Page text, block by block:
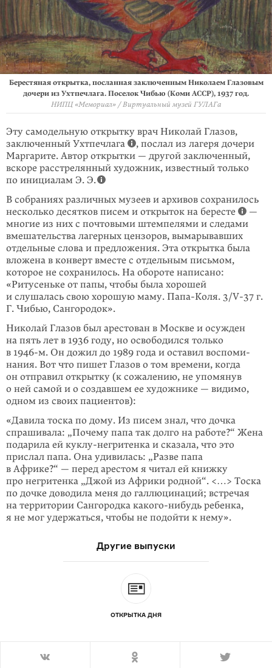
Берестяная открытка, посланная заключенным Николаем Глазовым
дочери из Ухтпечлага. Поселок Чибью (Коми АССР), 1937 год.
НИПЦ «Мемориал» / Виртуальный музей ГУЛАГа
Эту самодельную открытку врач Николай Глазов,
заключенный Ухтпечлага
, послал из лагеря дочери
Маргарите. Автор открытки — другой за­клю­ченный,
вскоре расстрелянный художник, известный только
по ини­циа­лам Э. Э.
В собраниях различных музеев и архивов сохранилось
несколько десятков пи­сем и открыток на бересте
—
многие из них с почтовыми штемпелями и сле­дами
вмешательства лагерных цензоров, вымарывавших
отдельные слова и предложения. Эта открытка была
вложена в конверт вместе с отдельным письмом,
которое не сохранилось. На обороте написано:
«Ритусеньке от папы, чтобы была хорошей
и слушалась свою хорошую маму. Папа-Коля. 3/V-37 г.
Г. Чибью, Сангородок».
Николай Глазов был арестован в Москве и осужден
на пять лет в 1936 году, но освободился только
в 1946-м. Он дожил до 1989 года и оставил воспоми­
нания. Вот что пишет Глазов о том времени, когда
он отправил открытку (к сожалению, не упомянув
о ней самой и о создавшем ее художнике — видимо,
одном из своих пациентов):
«Давила тоска по дому. Из писем знал, что дочка
спрашивала: „Почему папа так долго на работе?“ Жена
подарила ей куклу-негритенка и ска­зала, что это
прислал папа. Она удивилась: „Разве папа
в Африке?“ — перед арестом я читал ей книжку
про негритенка „Джой из Африки род­ной“. <…> Тоска
по дочке доводила меня до галлюцинаций; встречая
на территории Сангородка какого-нибудь ребенка,
я не мог удержаться, чтобы не подойти к нему».
Другие выпуски
ОТКРЫТКА ДНЯ